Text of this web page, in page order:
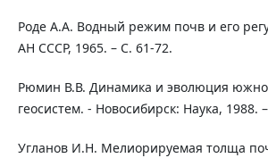
Роде А.А. Водный режим почв и его
АН СССР, 1965. – С. 61-72.
Рюмин В.В. Динамика и эволюция
геосистем. - Новосибирск: Наука, 1988.
Угланов И.Н. Мелиорируемая толща